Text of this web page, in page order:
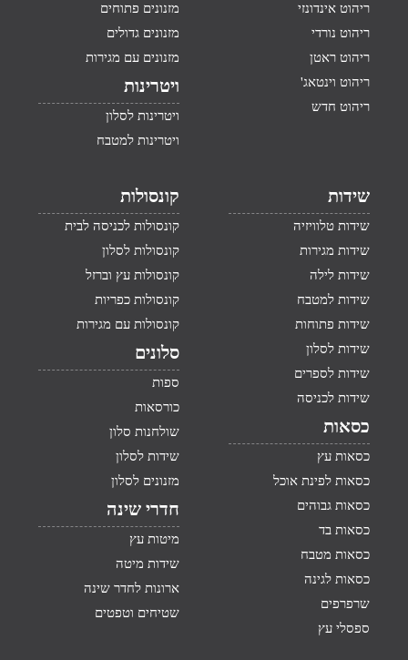
ריהוט אינדונזי
ריהוט נורדי
ריהוט ראטן
ריהוט וינטאג'
ריהוט חדש
מזנונים פתוחים
מזנונים גדולים
מזנונים עם מגירות
ויטרינות
ויטרינות לסלון
ויטרינות למטבח
שידות
שידות טלוויזיה
שידות מגירות
שידות לילה
שידות למטבח
שידות פתוחות
שידות לסלון
שידות לספרים
שידות לכניסה
כסאות
כסאות עץ
כסאות לפינת אוכל
כסאות גבוהים
כסאות בד
כסאות מטבח
כסאות לגינה
שרפרפים
ספסלי עץ
קונסולות
קונסולות לכניסה לבית
קונסולות לסלון
קונסולות עץ וברזל
קונסולות כפריות
קונסולות עם מגירות
סלונים
ספות
כורסאות
שולחנות סלון
שידות לסלון
מזנונים לסלון
חדרי שינה
מיטות עץ
שידות מיטה
ארונות לחדר שינה
שטיחים וטפטים